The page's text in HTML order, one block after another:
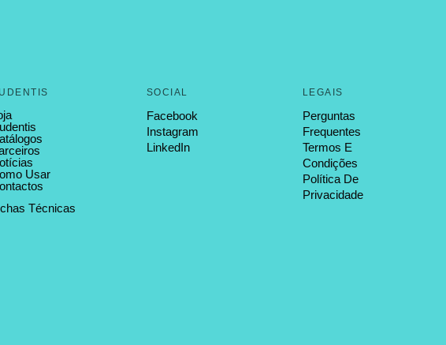
Usar
Técnicas
SOCIAL
Facebook
Instagram
LinkedIn
LEGAIS
Perguntas
Frequentes
Termos E
Condições
Política De
Privacidade